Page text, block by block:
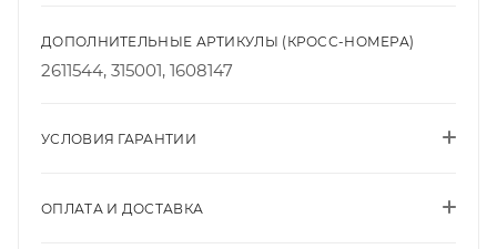
ДОПОЛНИТЕЛЬНЫЕ АРТИКУЛЫ (КРОСС-НОМЕРА)
2611544, 315001, 1608147
УСЛОВИЯ ГАРАНТИИ
ОПЛАТА И ДОСТАВКА